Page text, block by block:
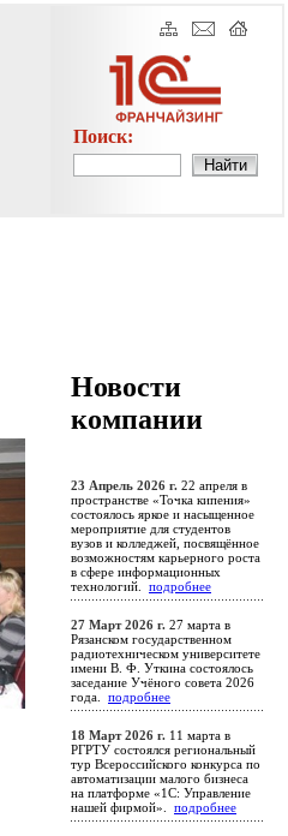
Поиск:
Новости
компании
23 Апрель 2026 г. 22 апреля в
пространстве «Точка кипения»
состоялось яркое и насыщенное
мероприятие для студентов
вузов и колледжей, посвящённое
возможностям карьерного роста
в сфере информационных
технологий. подробнее
27 Март 2026 г. 27 марта в
Рязанском государственном
радиотехническом университете
имени В. Ф. Уткина состоялось
заседание Учёного совета 2026
года. подробнее
18 Март 2026 г. 11 марта в
РГРТУ состоялся региональный
тур Всероссийского конкурса по
автоматизации малого бизнеса
на платформе «1С: Управление
нашей фирмой». подробнее